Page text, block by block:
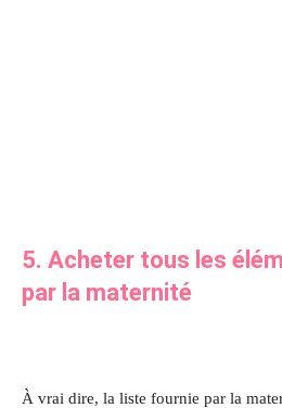
5. Acheter tous les
par la maternité
À vrai dire, la liste fournie par la